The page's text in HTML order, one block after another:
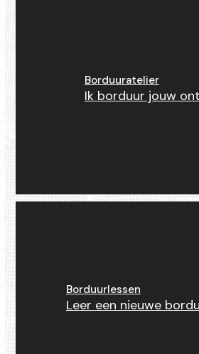
Borduuratelier
Ik borduur jouw
Borduurlessen
Leer een nieuwe